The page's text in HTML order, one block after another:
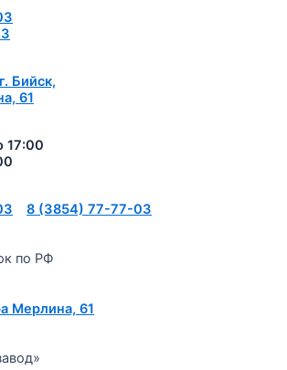
Бийск,
61
17:00
8 (3854) 77-77-03
по РФ
Мерлина, 61